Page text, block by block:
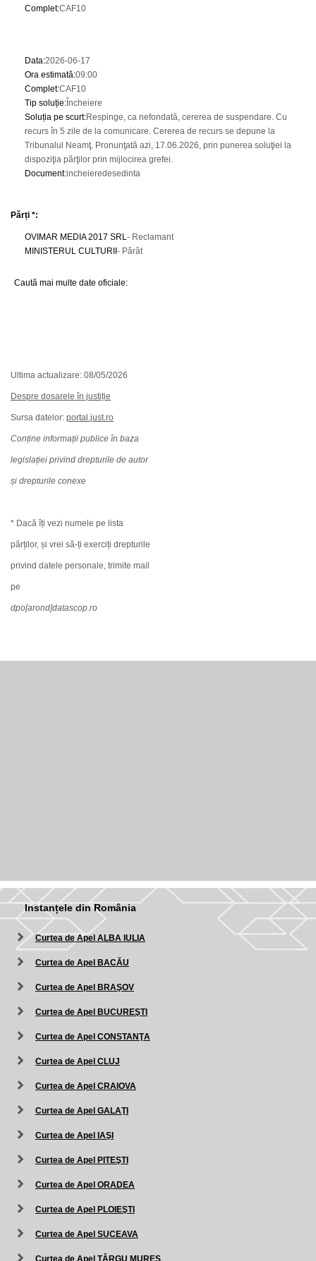
Complet:CAF10
Data:2026-06-17
Ora estimată:09:00
Complet:CAF10
Tip soluție: Încheiere
Soluția pe scurt:Respinge, ca nefondată, cererea de suspendare. Cu
recurs în 5 zile de la comunicare. Cererea de recurs se depune la
Tribunalul Neamţ. Pronunţată azi, 17.06.2026, prin punerea soluţiei la
dispoziţia părţilor prin mijlocirea grefei.
Document:incheieredesedinta
Părți *:
OVIMAR MEDIA 2017 SRL- Reclamant
MINISTERUL CULTURII - Pârât
Caută mai multe date oficiale:
Ultima actualizare: 08/05/2026
Despre dosarele în justiție
Sursa datelor: portal.just.ro
Conține informații publice în baza
legislației privind drepturile de autor
și drepturile conexe
* Dacă îți vezi numele pe lista
părților, și vrei să-ți exerciți drepturile
privind datele personale, trimite mail
pe
dpo[arond]datascop.ro
Instanțele din România
Curtea de Apel ALBA IULIA
Curtea de Apel BACĂU
Curtea de Apel BRAŞOV
Curtea de Apel BUCUREŞTI
Curtea de Apel CONSTANŢA
Curtea de Apel CLUJ
Curtea de Apel CRAIOVA
Curtea de Apel GALAŢI
Curtea de Apel IAŞI
Curtea de Apel PITEŞTI
Curtea de Apel ORADEA
Curtea de Apel PLOIEŞTI
Curtea de Apel SUCEAVA
Curtea de Apel TÂRGU MUREŞ